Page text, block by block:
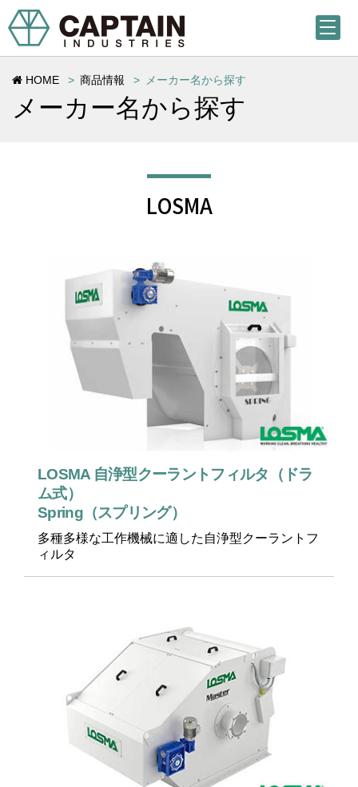
HOME 商品情報 メーカー名から探す
メーカー名から探す
LOSMA
LOSMA 自浄型クーラントフィルタ（ドラ
ム式）
Spring（スプリング）
多種多様な工作機械に適した自浄型クーラントフ
ィルタ